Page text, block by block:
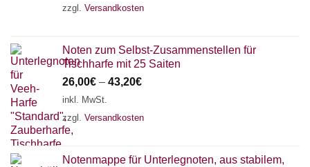
zzgl. Versandkosten
Noten zum Selbst-Zusammenstellen für
Tischharfe mit 25 Saiten
26,00€ – 43,20€
inkl. MwSt.
zzgl. Versandkosten
Notenmappe für Unterlegnoten, aus stabilem,